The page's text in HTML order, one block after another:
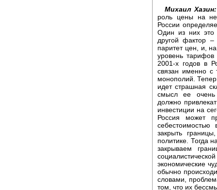
Михаил Хазин:
роль цены на
России
Один из них это
другой фактор –
паритет цен, и,
уровень тарифов
2001-х годов в
связан именно с
монополий.
идет страшная
смысл ее очень
должно
инвестиции на
Россия может
закрыть
политике. Тогда
закрываем
экономические
обычно
словами,
том, что их